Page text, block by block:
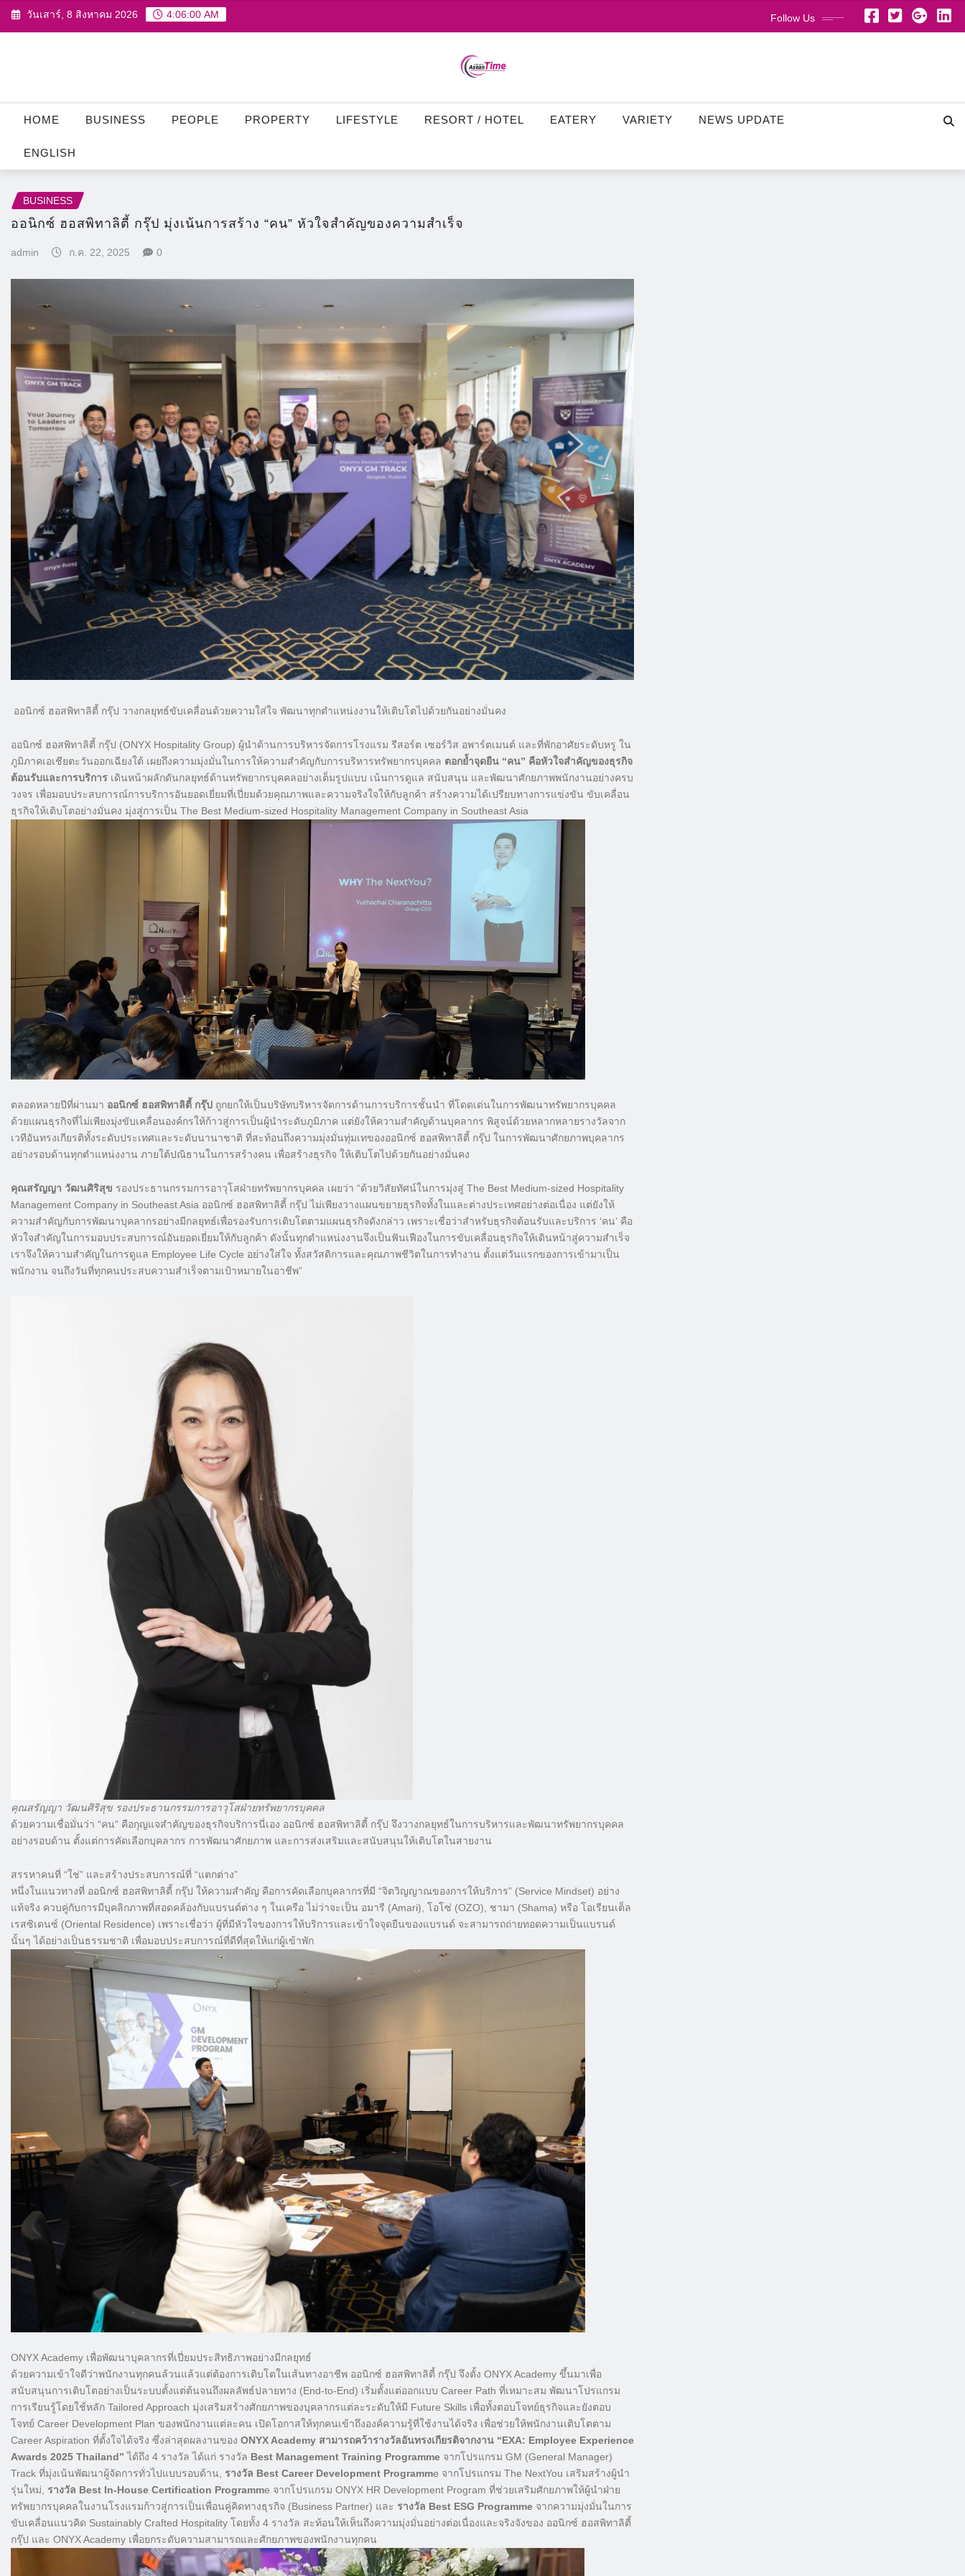
Skip วันเสาร์, 8 สิงหาคม 2026 4:06:02 AM Follow Us
HOME BUSINESS PEOPLE PROPERTY LIFESTYLE RESORT / HOTEL EATERY VARIETY NEWS UPDATE
ENGLISH
BUSINESS
ออนิกซ์ ฮอสพิทาลิตี้ กรุ๊ป มุ่งเน้นการสร้าง “คน” หัวใจสำคัญของความสำเร็จ
admin ก.ค. 22, 2025 0
ออนิกซ์ ฮอสพิทาลิตี้ กรุ๊ป วางกลยุทธ์ขับเคลื่อนด้วยความใส่ใจ พัฒนาทุกตำแหน่งงานให้เติบโตไปด้วยกันอย่างมั่นคง
ออนิกซ์ ฮอสพิทาลิตี้ กรุ๊ป (ONYX Hospitality Group) ผู้นำด้านการบริหารจัดการโรงแรม รีสอร์ต เซอร์วิส อพาร์ตเมนต์ และที่พักอาศัยระดับหรู ใน
ภูมิภาคเอเชียตะวันออกเฉียงใต้ เผยถึงความมุ่งมั่นในการให้ความสำคัญกับการบริหารทรัพยากรบุคคล ตอกย้ำจุดยืน “คน” คือหัวใจสำคัญของธุรกิจ
ต้อนรับและการบริการ เดินหน้าผลักดันกลยุทธ์ด้านทรัพยากรบุคคลอย่างเต็มรูปแบบ เน้นการดูแล สนับสนุน และพัฒนาศักยภาพพนักงานอย่างครบ
วงจร เพื่อมอบประสบการณ์การบริการอันยอดเยี่ยมที่เปี่ยมด้วยคุณภาพและความจริงใจให้กับลูกค้า สร้างความได้เปรียบทางการแข่งขัน ขับเคลื่อน
ธุรกิจให้เติบโตอย่างมั่นคง มุ่งสู่การเป็น The Best Medium-sized Hospitality Management Company in Southeast Asia
ตลอดหลายปีที่ผ่านมา ออนิกซ์ ฮอสพิทาลิตี้ กรุ๊ป ถูกยกให้เป็นบริษัทบริหารจัดการด้านการบริการชั้นนำ ที่โดดเด่นในการพัฒนาทรัพยากรบุคคล
ด้วยแผนธุรกิจที่ไม่เพียงมุ่งขับเคลื่อนองค์กรให้ก้าวสู่การเป็นผู้นำระดับภูมิภาค แต่ยังให้ความสำคัญด้านบุคลากร พิสูจน์ด้วยหลากหลายรางวัลจาก
เวทีอันทรงเกียรติทั้งระดับประเทศและระดับนานาชาติ ที่สะท้อนถึงความมุ่งมั่นทุ่มเทของออนิกซ์ ฮอสพิทาลิตี้ กรุ๊ป ในการพัฒนาศักยภาพบุคลากร
อย่างรอบด้านทุกตำแหน่งงาน ภายใต้ปณิธานในการสร้างคน เพื่อสร้างธุรกิจ ให้เติบโตไปด้วยกันอย่างมั่นคง
คุณสรัญญา วัฒนศิริสุข รองประธานกรรมการอาวุโสฝ่ายทรัพยากรบุคคล เผยว่า “ด้วยวิสัยทัศน์ในการมุ่งสู่ The Best Medium-sized Hospitality
Management Company in Southeast Asia ออนิกซ์ ฮอสพิทาลิตี้ กรุ๊ป ไม่เพียงวางแผนขยายธุรกิจทั้งในและต่างประเทศอย่างต่อเนื่อง แต่ยังให้
ความสำคัญกับการพัฒนาบุคลากรอย่างมีกลยุทธ์เพื่อรองรับการเติบโตตามแผนธุรกิจดังกล่าว เพราะเชื่อว่าสำหรับธุรกิจต้อนรับและบริการ ‘คน’ คือ
หัวใจสำคัญในการมอบประสบการณ์อันยอดเยี่ยมให้กับลูกค้า ดังนั้นทุกตำแหน่งงานจึงเป็นฟันเฟืองในการขับเคลื่อนธุรกิจให้เดินหน้าสู่ความสำเร็จ
เราจึงให้ความสำคัญในการดูแล Employee Life Cycle อย่างใส่ใจ ทั้งสวัสดิการและคุณภาพชีวิตในการทำงาน ตั้งแต่วันแรกของการเข้ามาเป็น
พนักงาน จนถึงวันที่ทุกคนประสบความสำเร็จตามเป้าหมายในอาชีพ”
คุณสรัญญา วัฒนศิริสุข รองประธานกรรมการอาวุโสฝ่ายทรัพยากรบุคคล
ด้วยความเชื่อมั่นว่า “คน” คือกุญแจสำคัญของธุรกิจบริการนี่เอง ออนิกซ์ ฮอสพิทาลิตี้ กรุ๊ป จึงวางกลยุทธ์ในการบริหารและพัฒนาทรัพยากรบุคคล
อย่างรอบด้าน ตั้งแต่การคัดเลือกบุคลากร การพัฒนาศักยภาพ และการส่งเสริมและสนับสนุนให้เติบโตในสายงาน
สรรหาคนที่ “ใช่” และสร้างประสบการณ์ที่ “แตกต่าง”
หนึ่งในแนวทางที่ ออนิกซ์ ฮอสพิทาลิตี้ กรุ๊ป ให้ความสำคัญ คือการคัดเลือกบุคลากรที่มี “จิตวิญญาณของการให้บริการ” (Service Mindset) อย่าง
แท้จริง ควบคู่กับการมีบุคลิกภาพที่สอดคล้องกับแบรนด์ต่าง ๆ ในเครือ ไม่ว่าจะเป็น อมารี (Amari), โอโซ่ (OZO), ชามา (Shama) หรือ โอเรียนเต็ล
เรสซิเดนซ์ (Oriental Residence) เพราะเชื่อว่า ผู้ที่มีหัวใจของการให้บริการและเข้าใจจุดยืนของแบรนด์ จะสามารถถ่ายทอดความเป็นแบรนด์
นั้นๆ ได้อย่างเป็นธรรมชาติ เพื่อมอบประสบการณ์ที่ดีที่สุดให้แก่ผู้เข้าพัก
ONYX Academy เพื่อพัฒนาบุคลากรที่เปี่ยมประสิทธิภาพอย่างมีกลยุทธ์
ด้วยความเข้าใจดีว่าพนักงานทุกคนล้วนแล้วแต่ต้องการเติบโตในเส้นทางอาชีพ ออนิกซ์ ฮอสพิทาลิตี้ กรุ๊ป จึงตั้ง ONYX Academy ขึ้นมาเพื่อ
สนับสนุนการเติบโตอย่างเป็นระบบตั้งแต่ต้นจนถึงผลลัพธ์ปลายทาง (End-to-End) เริ่มตั้งแต่ออกแบบ Career Path ที่เหมาะสม พัฒนาโปรแกรม
การเรียนรู้โดยใช้หลัก Tailored Approach มุ่งเสริมสร้างศักยภาพของบุคลากรแต่ละระดับให้มี Future Skills เพื่อทั้งตอบโจทย์ธุรกิจและยังตอบ
โจทย์ Career Development Plan ของพนักงานแต่ละคน เปิดโอกาสให้ทุกคนเข้าถึงองค์ความรู้ที่ใช้งานได้จริง เพื่อช่วยให้พนักงานเติบโตตาม
Career Aspiration ที่ตั้งใจได้จริง ซึ่งล่าสุดผลงานของ ONYX Academy สามารถคว้ารางวัลอันทรงเกียรติจากงาน “EXA: Employee Experience
Awards 2025 Thailand” ได้ถึง 4 รางวัล ได้แก่ รางวัล Best Management Training Programme จากโปรแกรม GM (General Manager)
Track ที่มุ่งเน้นพัฒนาผู้จัดการทั่วไปแบบรอบด้าน, รางวัล Best Career Development Programme จากโปรแกรม The NextYou เสริมสร้างผู้นำ
รุ่นใหม่, รางวัล Best In-House Certification Programme จากโปรแกรม ONYX HR Development Program ที่ช่วยเสริมศักยภาพให้ผู้นำฝ่าย
ทรัพยากรบุคคลในงานโรงแรมก้าวสู่การเป็นเพื่อนคู่คิดทางธุรกิจ (Business Partner) และ รางวัล Best ESG Programme จากความมุ่งมั่นในการ
ขับเคลื่อนแนวคิด Sustainably Crafted Hospitality โดยทั้ง 4 รางวัล สะท้อนให้เห็นถึงความมุ่งมั่นอย่างต่อเนื่องและจริงจังของ ออนิกซ์ ฮอสพิทาลิตี้
กรุ๊ป และ ONYX Academy เพื่อยกระดับความสามารถและศักยภาพของพนักงานทุกคน